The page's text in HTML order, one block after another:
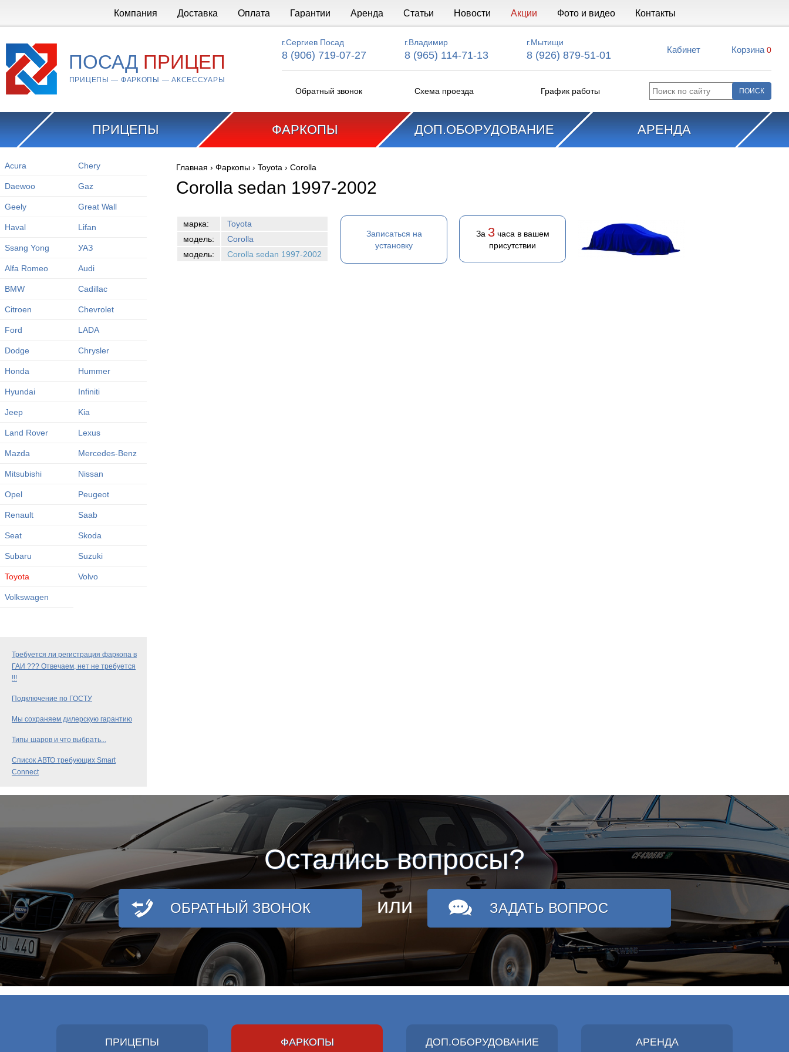
Компания Доставка Оплата Гарантии Аренда Статьи Новости Акции Фото и видео Контакты
ПОСАД ПРИЦЕП
ПРИЦЕПЫ — ФАРКОПЫ — АКСЕССУАРЫ
г.Сергиев Посад
8 (906) 719-07-27
г.Владимир
8 (965) 114-71-13
г.Мытищи
8 (926) 879-51-01 Кабинет Корзина 0
Обратный звонок Схема проезда График работы
ПРИЦЕПЫ ФАРКОПЫ ДОП.ОБОРУДОВАНИЕ АРЕНДА
Acura Chery
Daewoo Gaz
Geely Great Wall
Haval Lifan
Ssang Yong УАЗ
Alfa Romeo Audi
BMW Cadillac
Citroen Chevrolet
Ford LADA
Dodge Chrysler
Honda Hummer
Hyundai Infiniti
Jeep Kia
Land Rover Lexus
Mazda Mercedes-Benz
Mitsubishi Nissan
Opel Peugeot
Renault Saab
Seat Skoda
Subaru Suzuki
Toyota Volvo
Volkswagen
Требуется ли регистрация фаркопа в
ГАИ ??? Отвечаем, нет не требуется
!!!
Подключение по ГОСТУ
Мы сохраняем дилерскую гарантию
Типы шаров и что выбрать...
Список АВТО требующих Smart
Connect
Вы здесь
Главная › Фаркопы › Toyota › Corolla
Corolla sedan 1997-2002
марка:
Toyota
модель:
Corolla
модель:
Corolla sedan 1997-2002
Записаться на
установку
За 3часа в вашем
присутствии
Остались вопросы?
ОБРАТНЫЙ ЗВОНОК или ЗАДАТЬ ВОПРОС
ПРИЦЕПЫ ФАРКОПЫ ДОП.ОБОРУДОВАНИЕ АРЕНДА